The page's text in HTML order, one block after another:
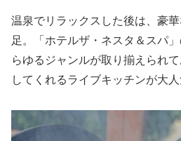
温泉でリラックスした後は、豪
足。「ホテルザ・ネスタ＆スパ
らゆるジャンルが取り揃えられ
してくれるライブキッチンが大人